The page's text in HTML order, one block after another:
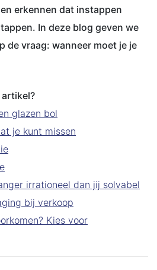
erkennen dat instappen
In deze blog geven we
de vraag: wanneer moet je je
glazen bol
je kunt missen
irrationeel dan jij solvabel
bij verkoop
Kies voor